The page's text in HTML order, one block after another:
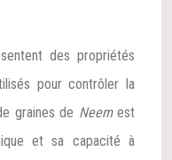
des propriétés
pour contrôler la
graines de Neem est
et sa capacité à